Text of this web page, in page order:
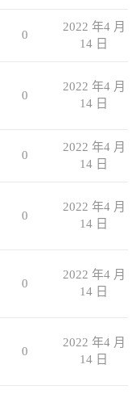
0
2022 年4 月
14 日
0
2022 年4 月
14 日
0
2022 年4 月
14 日
0
2022 年4 月
14 日
0
2022 年4 月
14 日
0
2022 年4 月
14 日